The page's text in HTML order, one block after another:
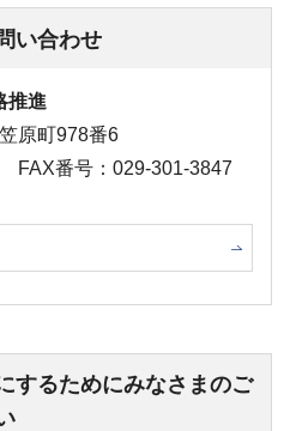
い合わせ
推進
原町978番6
FAX番号：029-301-3847
するためにみなさまのご